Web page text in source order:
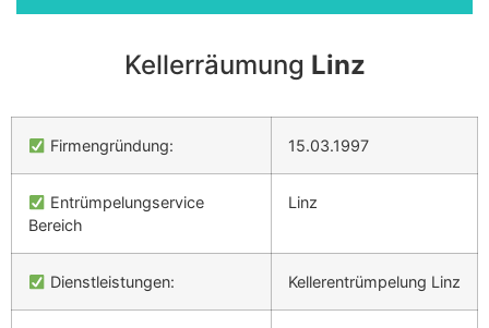
Kellerräumung Linz
Firmengründung: 15.03.1997
Entrümpelungservice
Bereich
Linz
Dienstleistungen: Kellerentrümpelung Linz